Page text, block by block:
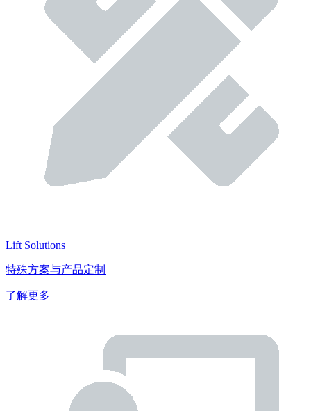
Lift Solutions
特殊方案与产品定制
了解更多